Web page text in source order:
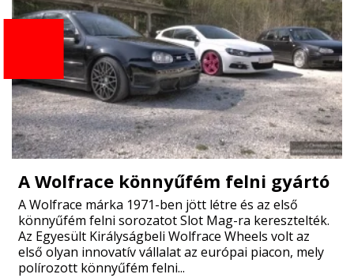
A Wolfrace könnyűfém felni gyártó
A Wolfrace márka 1971-ben jött létre és az első
könnyűfém felni sorozatot Slot Mag-ra keresztelték.
Az Egyesült Királyságbeli Wolfrace Wheels volt az
első olyan innovatív vállalat az európai piacon, mely
polírozott könnyűfém felni...